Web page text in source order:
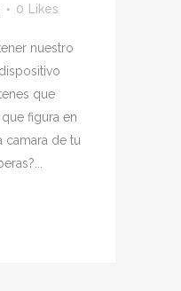
0 Likes
nuestro
que
figura en
camara de tu